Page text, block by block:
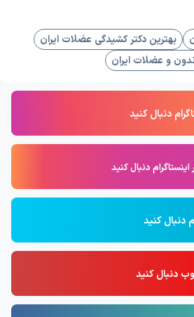
بهترین دکتر کشیدگی عضلات ایران
و عضلات ایران
دنبال کنید
اینستاگرام دنبال کنید
دنبال کنید
دنبال کنید